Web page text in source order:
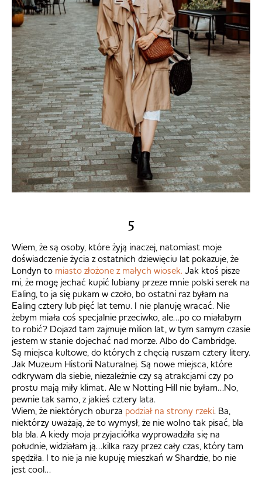
5
Wiem, że są osoby, które żyją inaczej, natomiast moje
doświadczenie życia z ostatnich dziewięciu lat pokazuje, że
Londyn to miasto złożone z małych wiosek. Jak ktoś pisze
mi, że mogę jechać kupić lubiany przeze mnie polski serek na
Ealing, to ja się pukam w czoło, bo ostatni raz byłam na
Ealing cztery lub pięć lat temu. I nie planuję wracać. Nie
żebym miała coś specjalnie przeciwko, ale…po co miałabym
to robić? Dojazd tam zajmuje milion lat, w tym samym czasie
jestem w stanie dojechać nad morze. Albo do Cambridge.
Są miejsca kultowe, do których z chęcią ruszam cztery litery.
Jak Muzeum Historii Naturalnej. Są nowe miejsca, które
odkrywam dla siebie, niezależnie czy są atrakcjami czy po
prostu mają miły klimat. Ale w Notting Hill nie byłam…No,
pewnie tak samo, z jakieś cztery lata.
Wiem, że niektórych oburza podział na strony rzeki. Ba,
niektórzy uważają, że to wymysł, że nie wolno tak pisać, bla
bla bla. A kiedy moja przyjaciółka wyprowadziła się na
południe, widziałam ją…kilka razy przez cały czas, który tam
spędziła. I to nie ja nie kupuję mieszkań w Shardzie, bo nie
jest cool…